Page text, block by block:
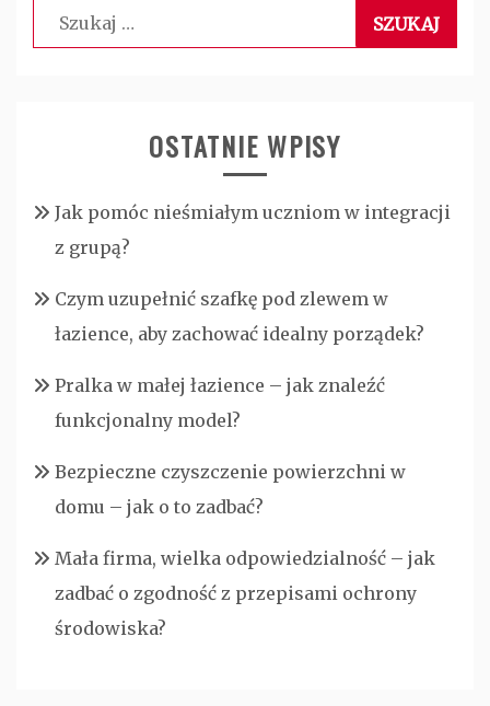
Szukaj:
OSTATNIE WPISY
Jak pomóc nieśmiałym uczniom w integracji
z grupą?
Czym uzupełnić szafkę pod zlewem w
łazience, aby zachować idealny porządek?
Pralka w małej łazience – jak znaleźć
funkcjonalny model?
Bezpieczne czyszczenie powierzchni w
domu – jak o to zadbać?
Mała firma, wielka odpowiedzialność – jak
zadbać o zgodność z przepisami ochrony
środowiska?